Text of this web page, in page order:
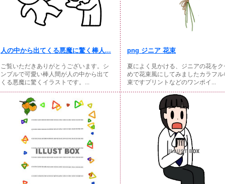
人の中から出てくる悪魔に驚く棒人...
ご覧いただきありがとうございます。シ
ンプルで可愛い棒人間が人の中から出て
くる悪魔に驚くイラストです。...
png ジニア 花束
夏によく見かける、ジニアの花をク
めで花束風にしてみましたカラフル
束ですプリントなどのワンポイ...